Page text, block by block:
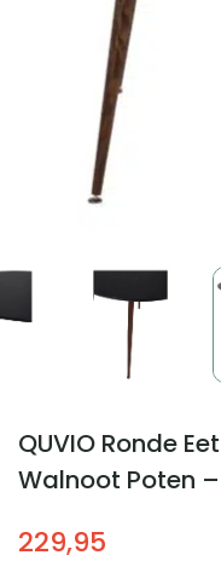
QUVIO Ronde
Walnoot Poten
229,95